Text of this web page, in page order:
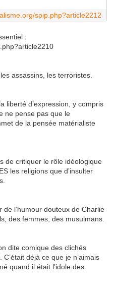
spip.php?article2212
:
assassins, les terroristes.
liberté d’expression, y compris
ne pense pas que le
de la pensée matérialiste
de critiquer le rôle idéologique
les religions que d’insulter
de l’humour douteux de Charlie
des femmes, des musulmans.
dite comique des clichés
déjà ce que je n’aimais
quand il était l’idole des